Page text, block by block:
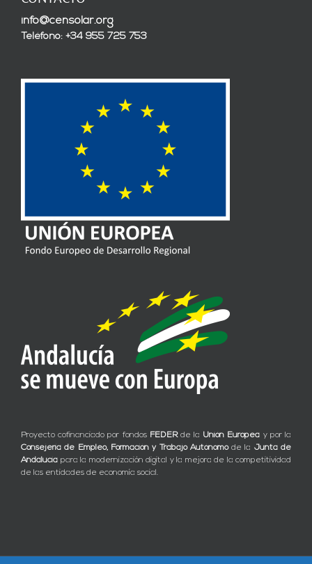
info@censolar.org
Teléfono: +34 955 725 753
Proyecto cofinanciado por fondos FEDERde la Unión Europea y por la
Consejería de Empleo, Formación y Trabajo Autónomode la Junta de
Andalucía para la modernización digital y la mejora de la competitividad
de las entidades de economía social.